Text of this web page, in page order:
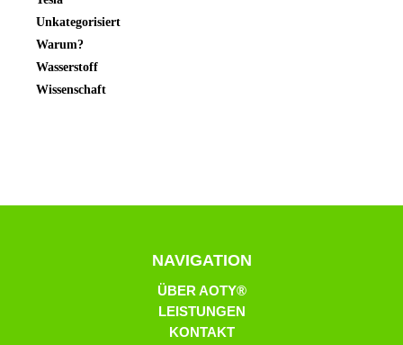
Unkategorisiert
Warum?
Wasserstoff
Wissenschaft
NAVIGATION
ÜBER AOTY®
LEISTUNGEN
KONTAKT